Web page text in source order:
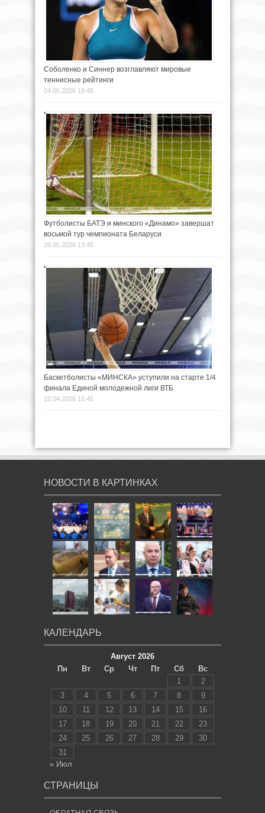
Соболенко и Синнер возглавляют мировые
теннисные рейтинги
04.05.2026 16:45
Футболисты БАТЭ и минского «Динамо» завершат
восьмой тур чемпионата Беларуси
20.05.2026 13:45
Баскетболисты «МИНСКА» уступили на старте 1/4
финала Единой молодежной лиги ВТБ
22.04.2026 16:45
НОВОСТИ В КАРТИНКАХ
КАЛЕНДАРЬ
Август 2026
Пн
Вт Ср Чт Пт Сб
Вс
1
2
3
4 5 6 7 8
9
10
11 12 13 14 15
16
17
18 19 20 21 22
23
24
25 26 27 28 29
30
31
« Июл
СТРАНИЦЫ